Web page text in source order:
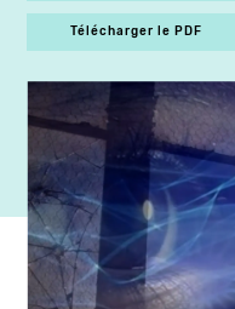
Télécharger le PDF